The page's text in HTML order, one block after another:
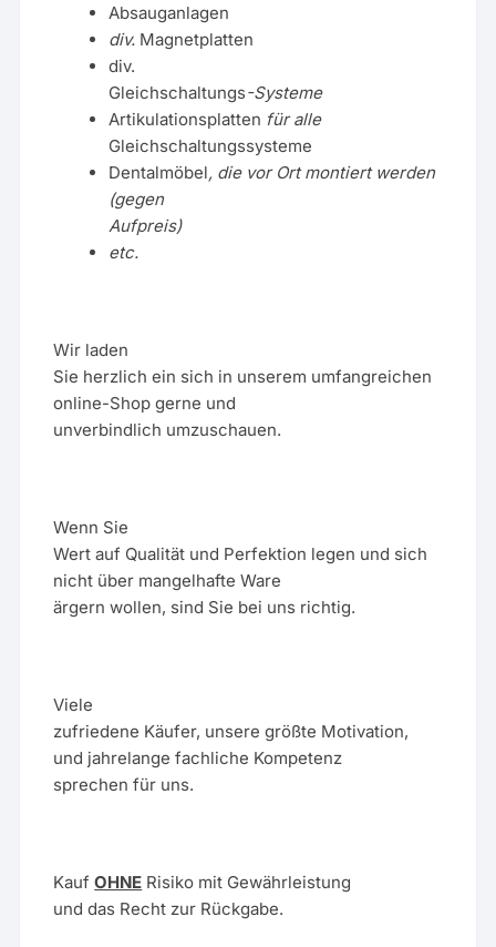
Absauganlagen
div. Magnetplatten
div.
Gleichschaltungs-Systeme
Artikulationsplatten für alle
Gleichschaltungssysteme
Dentalmöbel, die vor Ort montiert werden
(gegen
Aufpreis)
etc.
Wir laden
Sie herzlich ein sich in unserem umfangreichen
online-Shop gerne und
unverbindlich umzuschauen.
Wenn Sie
Wert auf Qualität und Perfektion legen und sich
nicht über mangelhafte Ware
ärgern wollen, sind Sie bei uns richtig.
Viele
zufriedene Käufer, unsere größte Motivation,
und jahrelange fachliche Kompetenz
sprechen für uns.
KaufOHNE Risiko mit Gewährleistung
und das Recht zur Rückgabe.